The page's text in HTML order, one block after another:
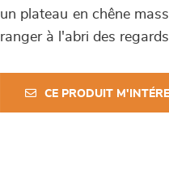
un plateau en chêne
ranger à l'abri des
CE PRODUIT